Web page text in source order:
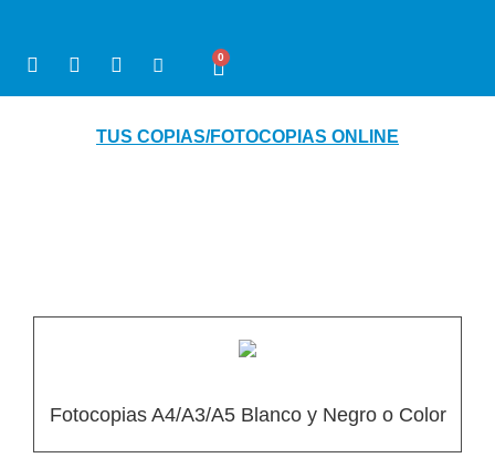
0
TUS COPIAS/FOTOCOPIAS ONLINE
Fotocopias A4/A3/A5 Blanco y Negro o Color